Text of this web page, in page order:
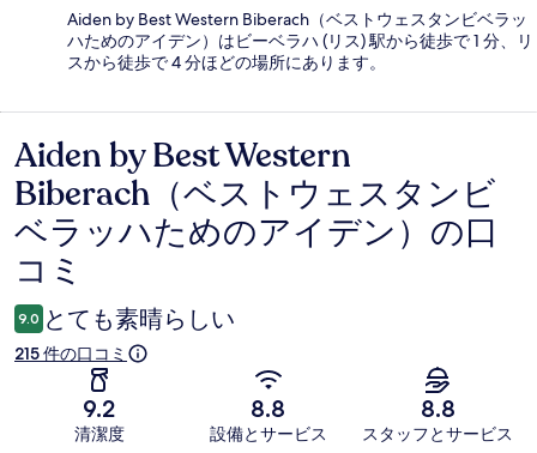
Aiden by Best Western Biberach（ベストウェスタンビベラッ
ハためのアイデン）はビーベラハ (リス) 駅から徒歩で 1 分、リ
スから徒歩で 4 分ほどの場所にあります。
口
コ
ミ
Aiden by Best Western
Biberach（ベストウェスタンビ
ベラッハためのアイデン）の口
コミ
9.0 とても素晴らしい
215 件の口コミ
9.2
清潔度
8.8
設備とサービス
8.8
スタッフとサービス